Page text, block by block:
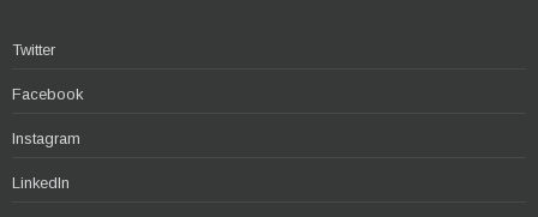
Twitter
Facebook
Instagram
LinkedIn